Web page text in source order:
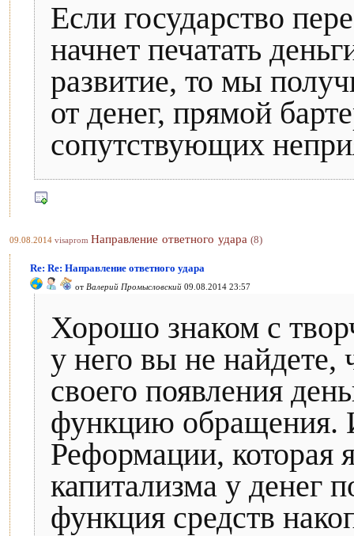
Если государство
начнет печатать
развитие, то мы
от денег, прямой
сопутствующих
09.08.2014 visaprom Направление ответного удара (8)
Re: Re: Направление ответного удара
от Валерий Промысловский 09.08.2014 23:57
Хорошо знаком с
у него вы не найдете,
своего появления
функцию обращения.
Реформации, которая
капитализма у денег
функция средств